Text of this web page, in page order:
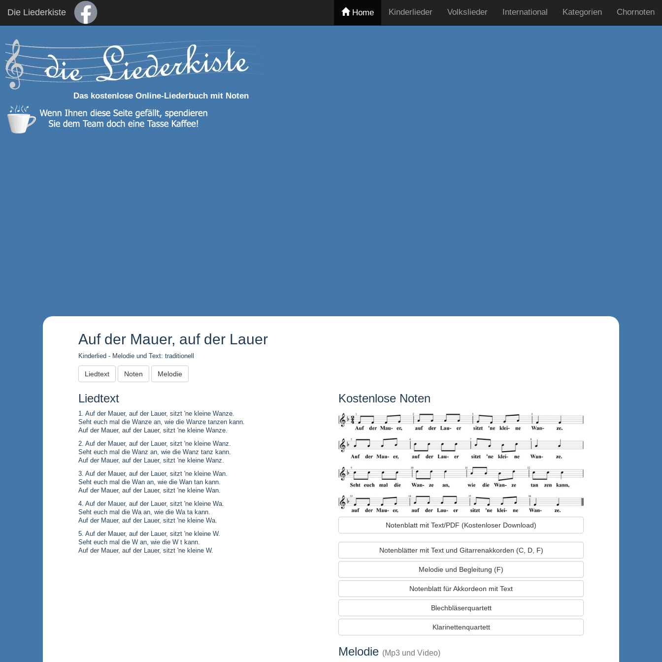
Die Liederkiste Home Kinderlieder Volkslieder International Kategorien Chornoten
Das kostenlose Online-Liederbuch mit Noten
Auf der Mauer, auf der Lauer
Kinderlied - Melodie und Text: traditionell
Liedtext Noten Melodie
Liedtext
1. Auf der Mauer, auf der Lauer, sitzt 'ne kleine Wanze.
Seht euch mal die Wanze an, wie die Wanze tanzen kann.
Auf der Mauer, auf der Lauer, sitzt 'ne kleine Wanze.
2. Auf der Mauer, auf der Lauer, sitzt 'ne kleine Wanz.
Seht euch mal die Wanz an, wie die Wanz tanz kann.
Auf der Mauer, auf der Lauer, sitzt 'ne kleine Wanz.
3. Auf der Mauer, auf der Lauer, sitzt 'ne kleine Wan.
Seht euch mal die Wan an, wie die Wan tan kann.
Auf der Mauer, auf der Lauer, sitzt 'ne kleine Wan.
4. Auf der Mauer, auf der Lauer, sitzt 'ne kleine Wa.
Seht euch mal die Wa an, wie die Wa ta kann.
Auf der Mauer, auf der Lauer, sitzt 'ne kleine Wa.
5. Auf der Mauer, auf der Lauer, sitzt 'ne kleine W.
Seht euch mal die W an, wie die W t kann.
Auf der Mauer, auf der Lauer, sitzt 'ne kleine W.
Kostenlose Noten
Notenblatt mit Text/PDF (Kostenloser Download)
Notenblätter mit Text und Gitarrenakkorden (C, D, F)
Melodie und Begleitung (F)
Notenblatt für Akkordeon mit Text
Blechbläserquartett
Klarinettenquartett
Melodie (Mp3 und Video)